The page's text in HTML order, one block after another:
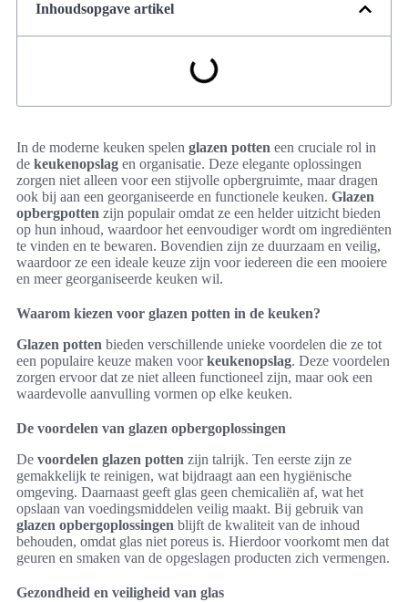
Inhoudsopgave artikel
In de moderne keuken spelen glazen potten een cruciale rol in
de keukenopslag en organisatie. Deze elegante oplossingen
zorgen niet alleen voor een stijvolle opbergruimte, maar dragen
ook bij aan een georganiseerde en functionele keuken. Glazen
opbergpotten zijn populair omdat ze een helder uitzicht bieden
op hun inhoud, waardoor het eenvoudiger wordt om ingrediënten
te vinden en te bewaren. Bovendien zijn ze duurzaam en veilig,
waardoor ze een ideale keuze zijn voor iedereen die een mooiere
en meer georganiseerde keuken wil.
Waarom kiezen voor glazen potten in de keuken?
Glazen potten bieden verschillende unieke voordelen die ze tot
een populaire keuze maken voorkeukenopslag. Deze voordelen
zorgen ervoor dat ze niet alleen functioneel zijn, maar ook een
waardevolle aanvulling vormen op elke keuken.
De voordelen van glazen opbergoplossingen
De voordelen glazen potten zijn talrijk. Ten eerste zijn ze
gemakkelijk te reinigen, wat bijdraagt aan een hygiënische
omgeving. Daarnaast geeft glas geen chemicaliën af, wat het
opslaan van voedingsmiddelen veilig maakt. Bij gebruik van
glazen opbergoplossingen blijft de kwaliteit van de inhoud
behouden, omdat glas niet poreus is. Hierdoor voorkomt men dat
geuren en smaken van de opgeslagen producten zich vermengen.
Gezondheid en veiligheid van glas